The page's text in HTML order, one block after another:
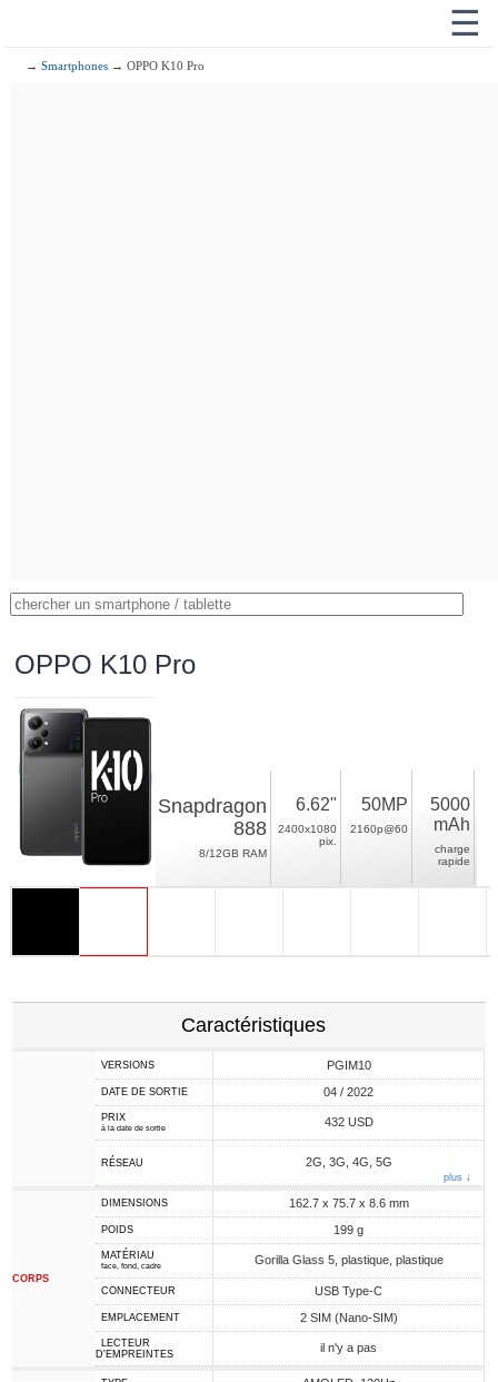
☰
→Smartphones → OPPO K10 Pro
OPPO K10 Pro
Snapdragon
888
8/12GB RAM
6.62"
2400x1080
pix.
50MP
2160p@60
5000
mAh
charge
rapide
Caractéristiques
VERSIONS PGIM10
DATE DE SORTIE 04 / 2022
PRIX
à la date de sortie 432 USD
RÉSEAU 2G, 3G, 4G, 5G
plus ↓
CORPS
DIMENSIONS 162.7 x 75.7 x 8.6 mm
POIDS 199 g
MATÉRIAU
face, fond, cadre Gorilla Glass 5, plastique, plastique
CONNECTEUR USB Type-C
EMPLACEMENT 2 SIM (Nano-SIM)
LECTEUR
D'EMPREINTES
il n'y a pas